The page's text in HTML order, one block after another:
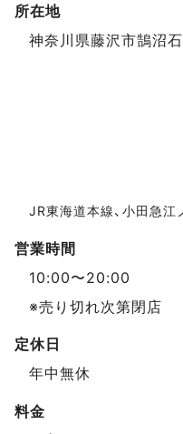
スポットデータ
所在地
神奈川県藤沢市鵠沼
JR東海道本線、小田急江
営業時間
10:00〜20:00
※売り切れ次第閉店
定休日
年中無休
料金